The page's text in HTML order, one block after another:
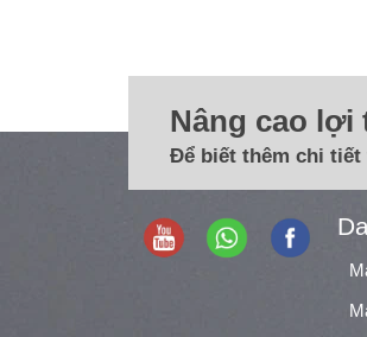
Nâng cao lợi
Để biết thêm chi tiết